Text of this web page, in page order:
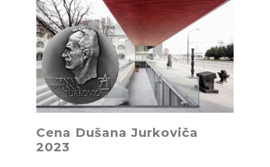
Cena Dušana Jurkoviča
2023